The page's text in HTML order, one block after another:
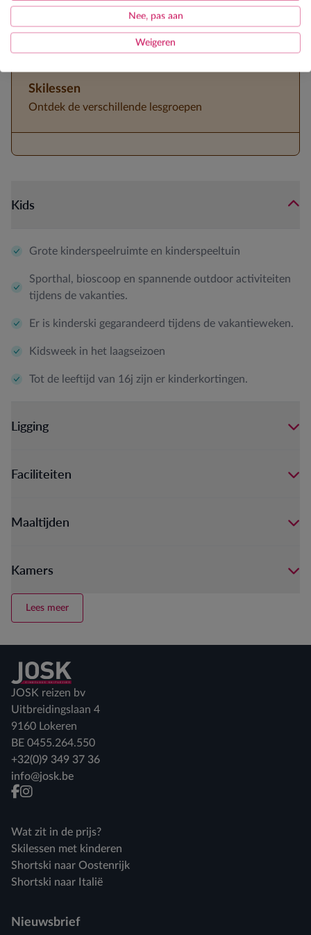
Nee, pas aan
Weigeren
3⁄4 de pension
Skilessen
Ontdek de verschillende lesgroepen
Kids
Grote kinderspeelruimte en kinderspeeltuin
Sporthal, bioscoop en spannende outdoor activiteiten
tijdens de vakanties.
Er is kinderski gegarandeerd tijdens de vakantieweken.
Kidsweek in het laagseizoen
Tot de leeftijd van 16j zijn er kinderkortingen.
Ligging
Faciliteiten
Maaltijden
Kamers
Lees meer
Terug naar home
JOSK reizen bv
Uitbreidingslaan 4
9160 Lokeren
BE 0455.264.550
+32(0)9 349 37 36
info@josk.be
facebook
instagram
Wat zit in de prijs?
Skilessen met kinderen
Shortski naar Oostenrijk
Shortski naar Italië
Nieuwsbrief